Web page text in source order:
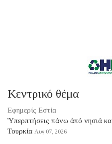
Κεντρικό θέμα
Εφημερίς Εστία
Ὑπερπτήσεις πάνω ἀπό νησιά
Τουρκία Αυγ 07, 2026